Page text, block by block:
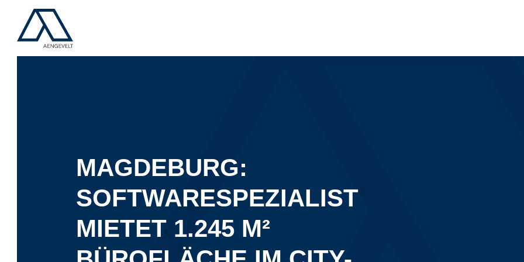
MAGDEBURG:
SOFTWARESPEZIALIST
MIETET 1.245 M²